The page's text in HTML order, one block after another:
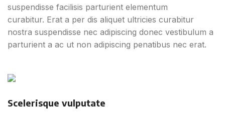
suspendisse facilisis parturient elementum
curabitur. Erat a per dis aliquet ultricies curabitur
nostra suspendisse nec adipiscing donec vestibulum a
parturient a ac ut non adipiscing penatibus nec erat.
Scelerisque vulputate